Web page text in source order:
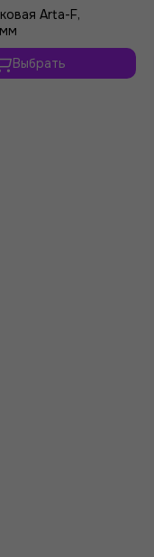
Arta-F,
Выбрать